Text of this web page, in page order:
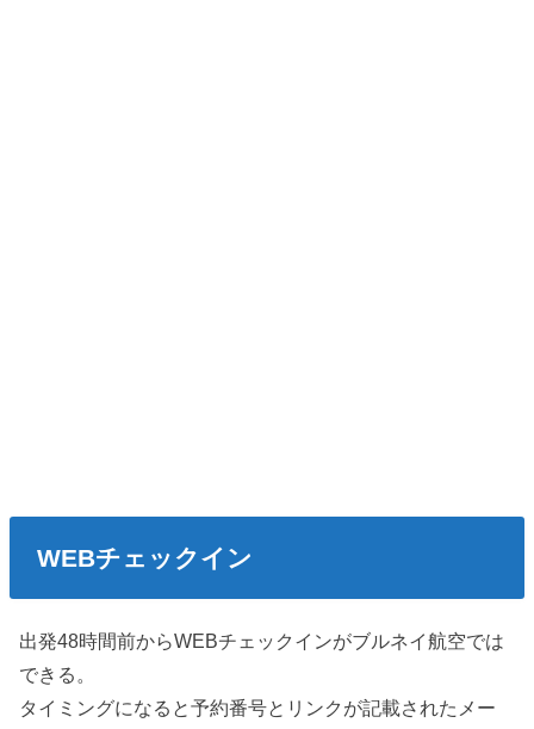
WEBチェックイン
出発48時間前からWEBチェックインがブルネイ航空では
できる。
タイミングになると予約番号とリンクが記載されたメー